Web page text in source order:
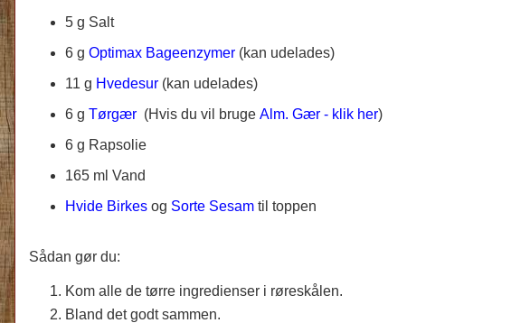
5 g Salt
6 g Optimax Bageenzymer (kan udelades)
11 g Hvedesur (kan udelades)
6 g Tørgær (Hvis du vil bruge Alm. Gær - klik her)
6 g Rapsolie
165 ml Vand
Hvide Birkes og Sorte Sesam til toppen
Sådan gør du:
Kom alle de tørre ingredienser i røreskålen.
Bland det godt sammen.